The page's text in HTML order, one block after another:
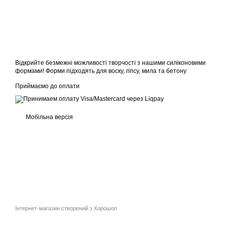
Відкрийте безмежні можливості творчості з нашими силіконовими
формами! Форми підходять для воску, гіпсу, мила та бетону
Приймаємо до оплати
Мобільна версія
Інтернет-магазин створений з Хорошоп